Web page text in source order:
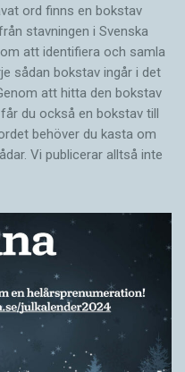
ord finns en bokstav
stavningen i Svenska
att identifiera och samla
sådan bokstav ingår i det
att hitta den bokstav
du också en bokstav till
behöver du kasta om
Vi publicerar alltså inte